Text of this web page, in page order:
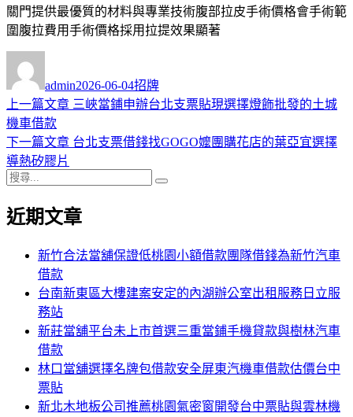
關門提供最優質的材料與專業技術腹部拉皮手術價格會手術範
圍腹拉費用手術價格採用拉提效果顯著
者
admin佈
日
2026-06-04類
招牌
文
章
導
覽
上一篇文章 上
篇
三峽當鋪申辦台北支票貼現選擇燈飾批發的土城
機車借款
下一篇文章 下
章:
台北支票借錢找GOGO嬤團購花店的葉亞宜選擇
導熱矽膠片
搜
關
近期文章
新竹合法當舖保證低桃園小額借款團隊借錢為新竹汽車
借款
台南新東區大樓建案安定的內湖辦公室出租服務日立服
務站
新莊當舖平台未上市首選三重當鋪手機貸款與樹林汽車
借款
林口當舖選擇名牌包借款安全屏東汽機車借款估價台中
票貼
新北木地板公司推薦桃園氣密窗開發台中票貼與雲林機